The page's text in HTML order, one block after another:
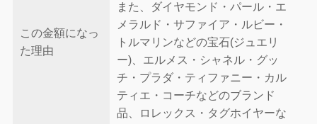
この金額になっ
た理由
また、ダイヤモンド・パール・エ
メラルド・サファイア・ルビー・
トルマリンなどの宝石(ジュエリ
ー)、エルメス・シャネル・グッ
チ・プラダ・ティファニー・カル
ティエ・コーチなどのブランド
品、ロレックス・タグホイヤーな